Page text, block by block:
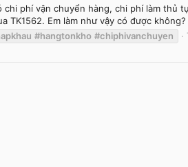
phí vận chuyển hàng, chi phí làm thủ
TK1562. Em làm như vậy có được
#hangtonkho #chiphivanchuyen